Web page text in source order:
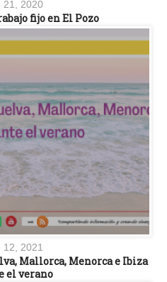
21, 2020
fijo en El Pozo
12, 2021
Mallorca, Menorca e Ibiza
el verano